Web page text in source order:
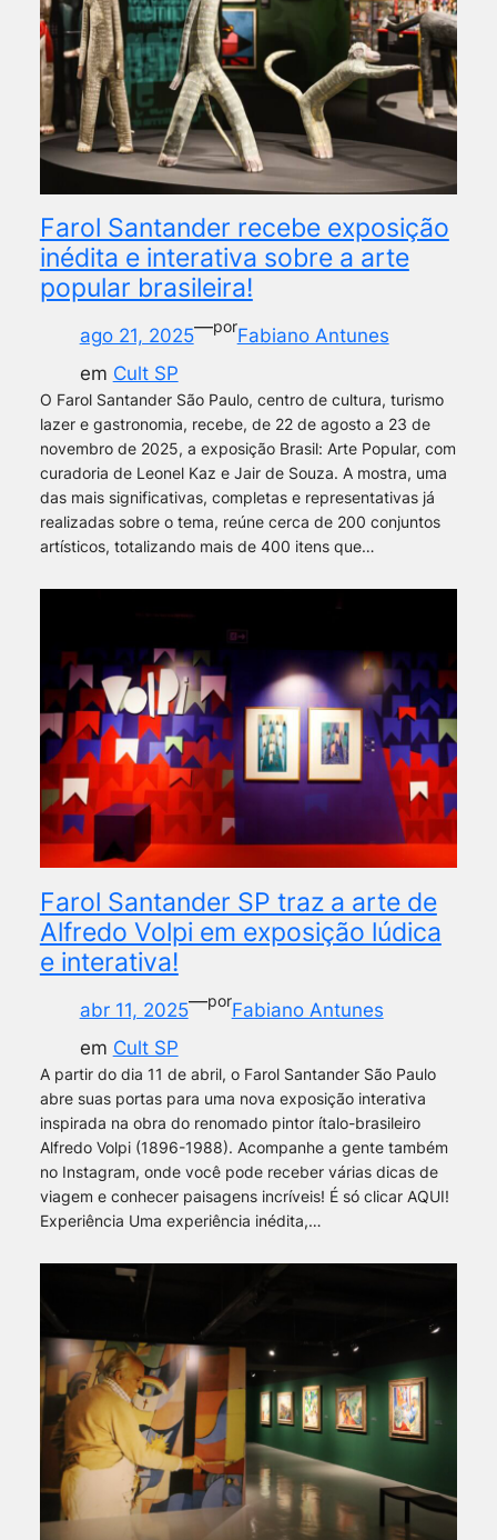
Farol Santander recebe exposição
inédita e interativa sobre a arte
popular brasileira!
ago 21, 2025—porFabiano Antunes
em Cult SP
O Farol Santander São Paulo, centro de cultura, turismo
lazer e gastronomia, recebe, de 22 de agosto a 23 de
novembro de 2025, a exposição Brasil: Arte Popular, com
curadoria de Leonel Kaz e Jair de Souza. A mostra, uma
das mais significativas, completas e representativas já
realizadas sobre o tema, reúne cerca de 200 conjuntos
artísticos, totalizando mais de 400 itens que…
Farol Santander SP traz a arte de
Alfredo Volpi em exposição lúdica
e interativa!
abr 11, 2025—porFabiano Antunes
em Cult SP
A partir do dia 11 de abril, o Farol Santander São Paulo
abre suas portas para uma nova exposição interativa
inspirada na obra do renomado pintor ítalo-brasileiro
Alfredo Volpi (1896-1988). Acompanhe a gente também
no Instagram, onde você pode receber várias dicas de
viagem e conhecer paisagens incríveis! É só clicar AQUI!
Experiência Uma experiência inédita,…